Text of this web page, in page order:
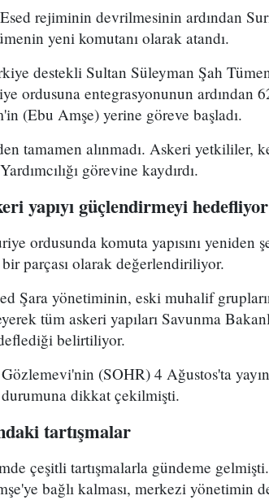
rejiminin devrilmesinin ardından
yeni komutanı olarak atandı.
destekli Sultan Süleyman Şah
ordusuna entegrasyonunun ardından
(Ebu Amşe) yerine göreve başladı.
tamamen alınmadı. Askeri yetkililer,
görevine kaydırdı.
yapıyı güçlendirmeyi hedefliyor
ordusunda komuta yapısını yeniden
parçası olarak değerlendiriliyor.
Şara yönetiminin, eski muhalif
tüm askeri yapıları Savunma
belirtiliyor.
(SOHR) 4 Ağustos'ta
dikkat çekilmişti.
tartışmalar
çeşitli tartışmalarla gündeme
bağlı kalması, merkezi yönetimin